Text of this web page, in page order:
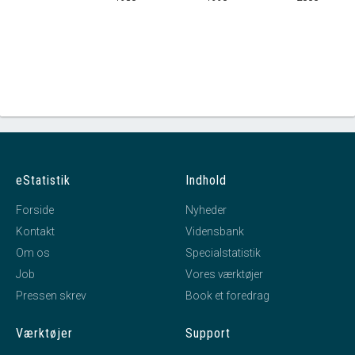
eStatistik
Forside
Kontakt
Om os
Job
Pressen skrev
Indhold
Nyheder
Vidensbank
Specialstatistik
Vores værktøjer
Book et foredrag
Værktøjer Support